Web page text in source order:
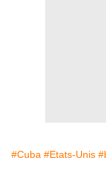
#Cuba #Etats-Unis